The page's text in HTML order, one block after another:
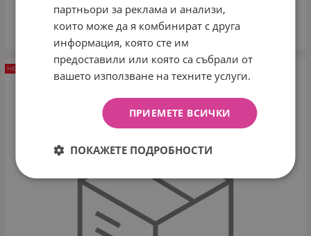
ДЕТАЙЛИ
НЕНАЛИЧЕН
партньори за реклама и анализи,
които може да я комбинират с друга
информация, която сте им
предоставили или която са събрали от
вашето използване на техните услуги.
ПРИЕМЕТЕ ВСИЧКИ
ПОКАЖЕТЕ ПОДРОБНОСТИ